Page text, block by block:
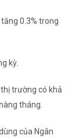
0.3% trong
kỳ.
trường có khả
tháng.
của Ngân